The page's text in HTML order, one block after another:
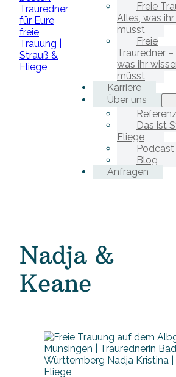
Freie
Alles, was
müsst
Freie
Trauredner –
was ihr
müsst
Karriere
Über uns
Das ist
Fliege
Podcast
Blog
Anfragen
Nadja &
Keane